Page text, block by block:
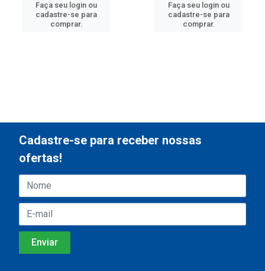
Faça seu login ou
cadastre-se para
comprar.
Faça seu login ou
cadastre-se para
comprar.
Cadastre-se para receber nossas
ofertas!